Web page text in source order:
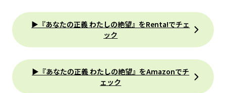
▶『あなたの正義 わたしの絶望』をRenta!でチェ
ック
▶『あなたの正義 わたしの絶望』をAmazonでチ
ェック